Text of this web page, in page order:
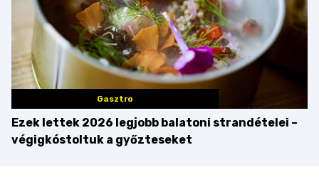
Gasztro
Ezek lettek 2026 legjobb balatoni strandételei –
végigkóstoltuk a győzteseket